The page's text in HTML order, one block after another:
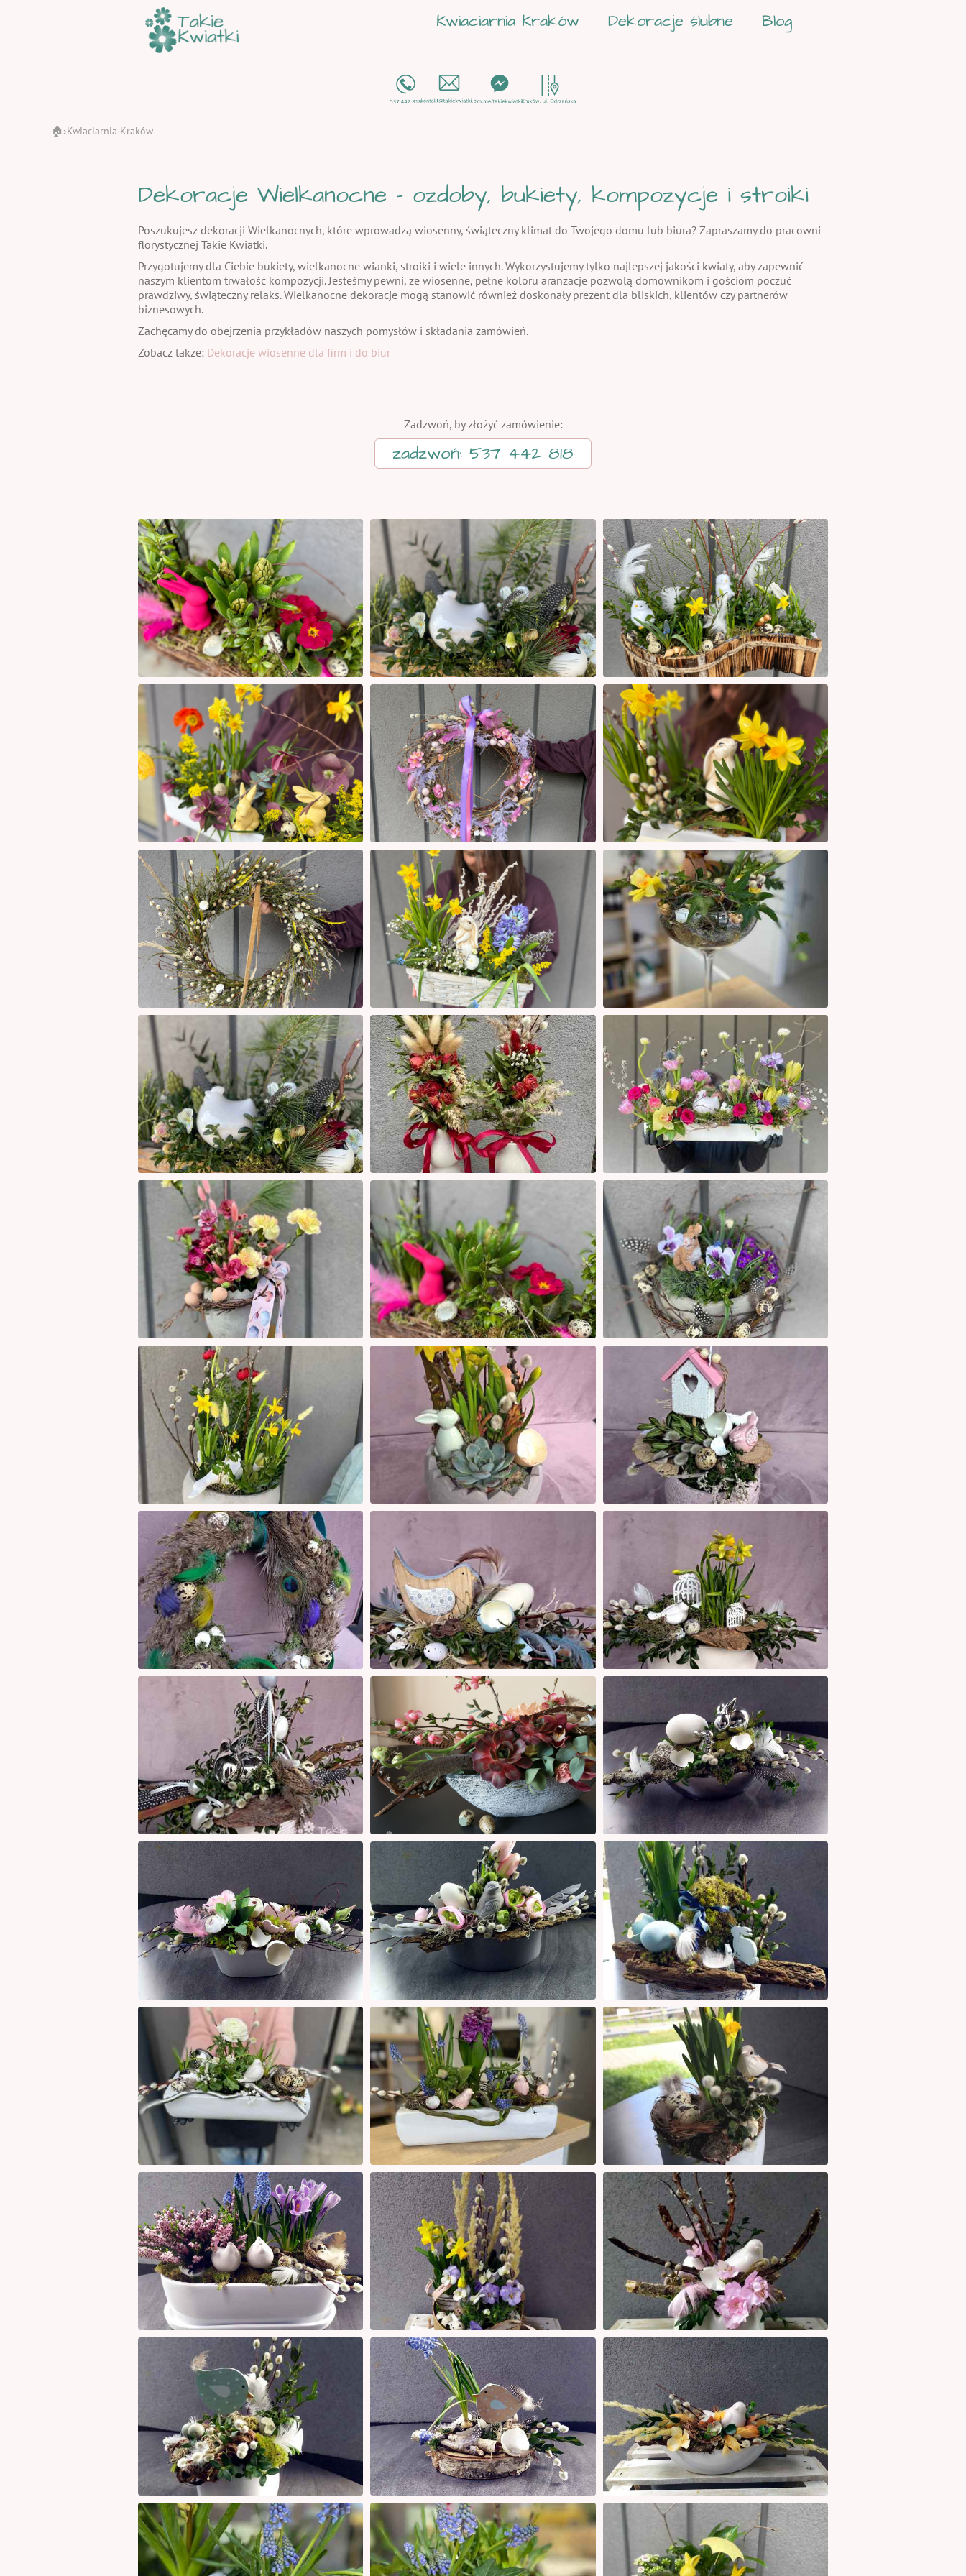
Kwiaciarnia Kraków Dekoracje ślubne Blog
🏠 ›Kwiaciarnia Kraków
Dekoracje Wielkanocne - ozdoby, bukiety, kompozycje i stroiki
Poszukujesz dekoracji Wielkanocnych, które wprowadzą wiosenny, świąteczny klimat do Twojego domu lub biura? Zapraszamy do pracowni
florystycznej Takie Kwiatki.
Przygotujemy dla Ciebie bukiety, wielkanocne wianki, stroiki i wiele innych. Wykorzystujemy tylko najlepszej jakości kwiaty, aby zapewnić
naszym klientom trwałość kompozycji. Jesteśmy pewni, że wiosenne, pełne koloru aranżacje pozwolą domownikom i gościom poczuć
prawdziwy, świąteczny relaks. Wielkanocne dekoracje mogą stanowić również doskonały prezent dla bliskich, klientów czy partnerów
biznesowych.
Zachęcamy do obejrzenia przykładów naszych pomysłów i składania zamówień.
Zobacz także: Dekoracje wiosenne dla firm i do biur
Zadzwoń, by złożyć zamówienie:
zadzwoń: 537 442 818